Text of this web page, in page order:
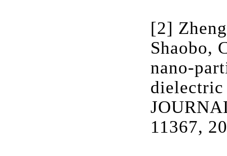
[2]
Shaobo,
nano-
dielectric
11367,